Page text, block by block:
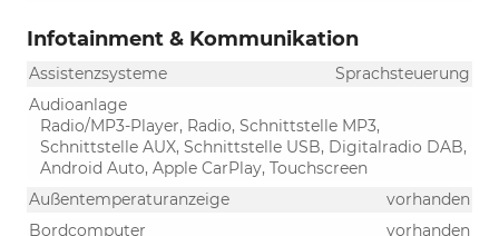
Infotainment & Kommunikation
Assistenzsysteme
Sprachsteuerung
Audioanlage
Radio/MP3-Player, Radio, Schnittstelle MP3,
Schnittstelle AUX, Schnittstelle USB, Digitalradio DAB,
Android Auto, Apple CarPlay, Touchscreen
Außentemperaturanzeige
vorhanden
Bordcomputer
vorhanden